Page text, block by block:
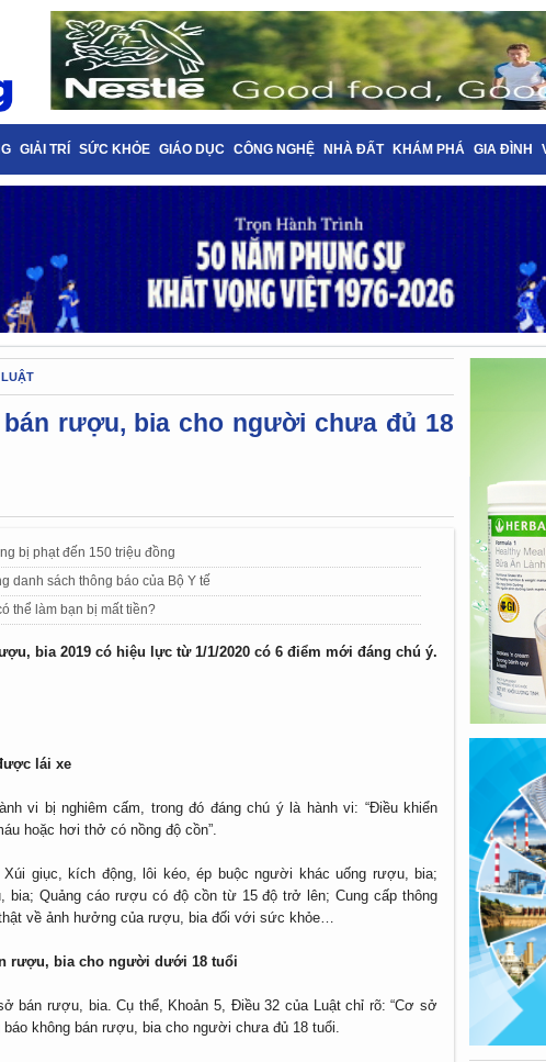
GIẢI TRÍ SỨC KHỎE GIÁO DỤC CÔNG NGHỆ NHÀ ĐẤT KHÁM PHÁ GIA ĐÌNH
LUẬT
bán rượu, bia cho người chưa đủ 18
bị phạt đến 150 triệu đồng
danh sách thông báo của Bộ Y tế
thể làm bạn bị mất tiền?
bia 2019 có hiệu lực từ 1/1/2020 có 6 điểm mới đáng chú ý.
lái xe
vi bị nghiêm cấm, trong đó đáng chú ý là hành vi: “Điều khiển
hoặc hơi thở có nồng độ cồn”.
Xúi giục, kích động, lôi kéo, ép buộc người khác uống rượu, bia;
bia; Quảng cáo rượu có độ cồn từ 15 độ trở lên; Cung cấp thông
về ảnh hưởng của rượu, bia đối với sức khỏe…
rượu, bia cho người dưới 18 tuổi
bán rượu, bia. Cụ thể, Khoản 5, Điều 32 của Luật chỉ rõ: “Cơ sở
không bán rượu, bia cho người chưa đủ 18 tuổi.